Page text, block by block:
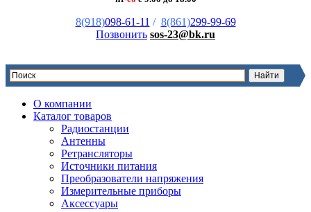
8(918)098-61-11 / 8(861)299-99-69
Позвонить sos-23@bk.ru
О компании
Каталог товаров
Радиостанции
Антенны
Ретрансляторы
Источники питания
Преобразователи напряжения
Измерительные приборы
Аксессуары